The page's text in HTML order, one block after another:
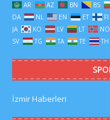
AR AZ BN BS
DA
NL EN ET FI
JA
KO LV LT NO
SV
TG TA TE TH
İzmir Haberleri